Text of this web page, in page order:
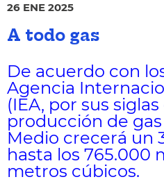
26 ENE 2025
A todo gas
De acuerdo con
Agencia
(IEA, por sus
producción de
Medio crecerá un
hasta los 765.000
metros cúbicos.